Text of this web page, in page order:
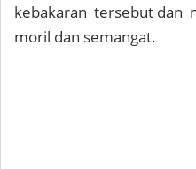
kebakaran tersebut dan
moril dan semangat.